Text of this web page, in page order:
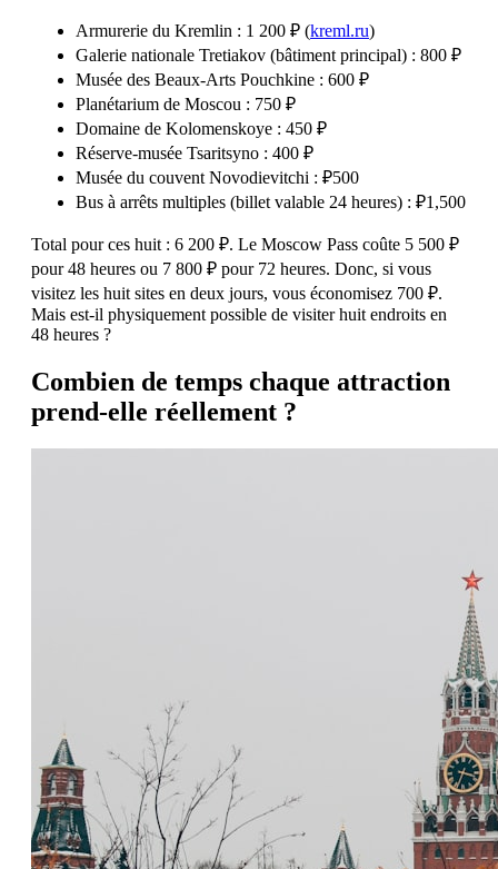
Armurerie du Kremlin : 1 200 ₽ (kreml.ru)
Galerie nationale Tretiakov (bâtiment principal) : 800 ₽
Musée des Beaux-Arts Pouchkine : 600 ₽
Planétarium de Moscou : 750 ₽
Domaine de Kolomenskoye : 450 ₽
Réserve-musée Tsaritsyno : 400 ₽
Musée du couvent Novodievitchi : ₽500
Bus à arrêts multiples (billet valable 24 heures) : ₽1,500
Total pour ces huit : 6 200 ₽. Le Moscow Pass coûte 5 500 ₽
pour 48 heures ou 7 800 ₽ pour 72 heures. Donc, si vous
visitez les huit sites en deux jours, vous économisez 700 ₽.
Mais est-il physiquement possible de visiter huit endroits en
48 heures ?
Combien de temps chaque attraction
prend-elle réellement ?